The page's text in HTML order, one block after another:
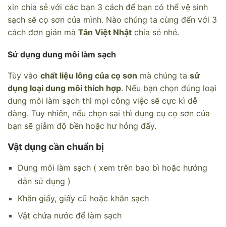
xin chia sẻ với các bạn 3 cách để bạn có thể vệ sinh
sạch sẽ cọ sơn của mình. Nào chúng ta cùng đến với 3
cách đơn giản mà Tân Việt Nhật chia sẻ nhé.
Sử dụng dung môi làm sạch
Tùy vào chất liệu lông của cọ sơn mà chúng ta sử
dụng loại dung môi thích hợp. Nếu bạn chọn đúng loại
dung môi làm sạch thì mọi công việc sẽ cực kì dễ
dàng. Tuy nhiên, nếu chọn sai thì dụng cụ cọ sơn của
bạn sẽ giảm độ bền hoặc hư hỏng đấy.
Vật dụng cần chuẩn bị
Dung môi làm sạch ( xem trên bao bì hoặc hướng
dẫn sử dụng )
Khăn giấy, giấy cũ hoặc khăn sạch
Vật chứa nước để làm sạch